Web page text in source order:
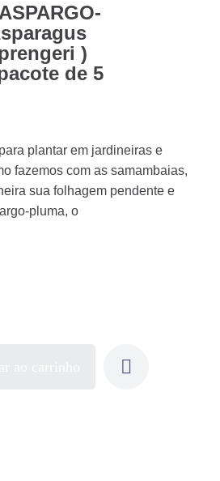
)
de 5
plantar em jardineiras e
fazemos com as samambaias,
sua folhagem pendente e
pluma, o